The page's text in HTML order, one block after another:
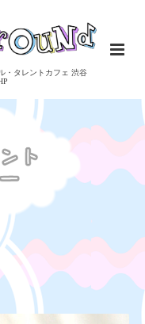
・タレントカフェ 渋谷